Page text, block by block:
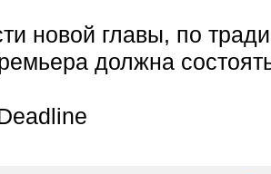
новой главы, по
должна